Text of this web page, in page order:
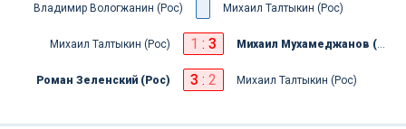
Владимир Вологжанин (Рос) Михаил Талтыкин (Рос)
Михаил Талтыкин (Рос) 1 : 3 Михаил Мухамеджанов (Рос)
Роман Зеленский (Рос) 3 : 2 Михаил Талтыкин (Рос)